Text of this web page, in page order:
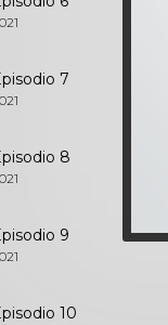
7
8
9
10